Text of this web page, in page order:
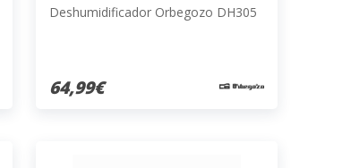
Deshumidificador Orbegozo DH305
64,99€